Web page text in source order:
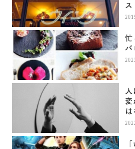
ス
忙
バ
人
変
は